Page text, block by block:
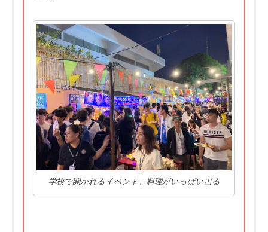
学校で開かれるイベント、料理がいっぱい出る